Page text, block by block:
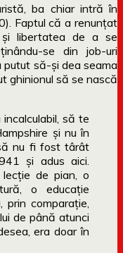
ba chiar intră în
Faptul că a renunțat
libertatea de a se
se din job-uri
putut să-și dea seama
ghinionul să se nască
să te
şi nu în
nu fi fost târât
şi adus aici.
de pian, o
o educaţie
comparaţie,
de până atunci
era doar în